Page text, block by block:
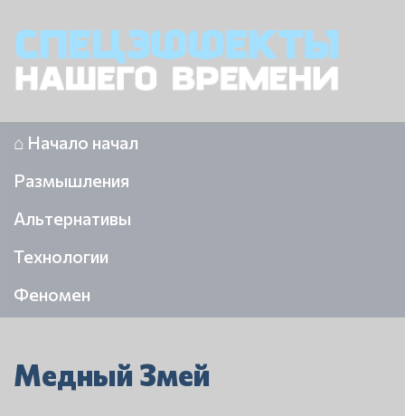
⌂ Начало начал
Размышления
Альтернативы
Технологии
Феномен
Медный Змей